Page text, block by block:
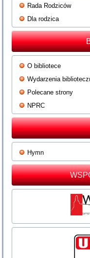
Rada Rodziców
Dla rodzica
O bibliotece
Wydarzenia
Polecane strony
NPRC
Hymn